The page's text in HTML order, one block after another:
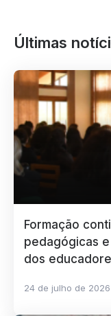
Últimas
Formação
pedagógicas
dos
24 de julho de 2026